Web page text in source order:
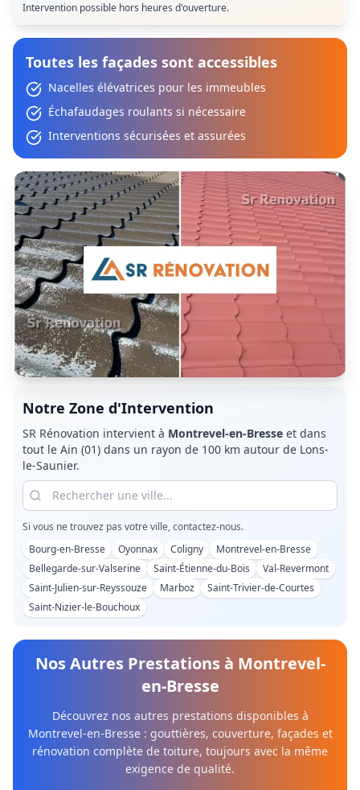
Intervention possible hors heures d'ouverture.
Toutes les façades sont accessibles
Nacelles élévatrices pour les immeubles
Échafaudages roulants si nécessaire
Interventions sécurisées et assurées
Notre Zone d'Intervention
SR Rénovation intervient à Montrevel-en-Bresse et dans
tout le Ain (01) dans un rayon de 100 km autour de Lons-
le-Saunier.
Si vous ne trouvez pas votre ville, contactez-nous.
Bourg-en-Bresse
Oyonnax Coligny
Montrevel-en-Bresse
Bellegarde-sur-Valserine
Saint-Étienne-du-Bois
Val-Revermont
Saint-Julien-sur-Reyssouze
Marboz
Saint-Trivier-de-Courtes
Saint-Nizier-le-Bouchoux
Nos Autres Prestations à Montrevel-
en-Bresse
Découvrez nos autres prestations disponibles à
Montrevel-en-Bresse: gouttières, couverture, façades et
rénovation complète de toiture, toujours avec la même
exigence de qualité.